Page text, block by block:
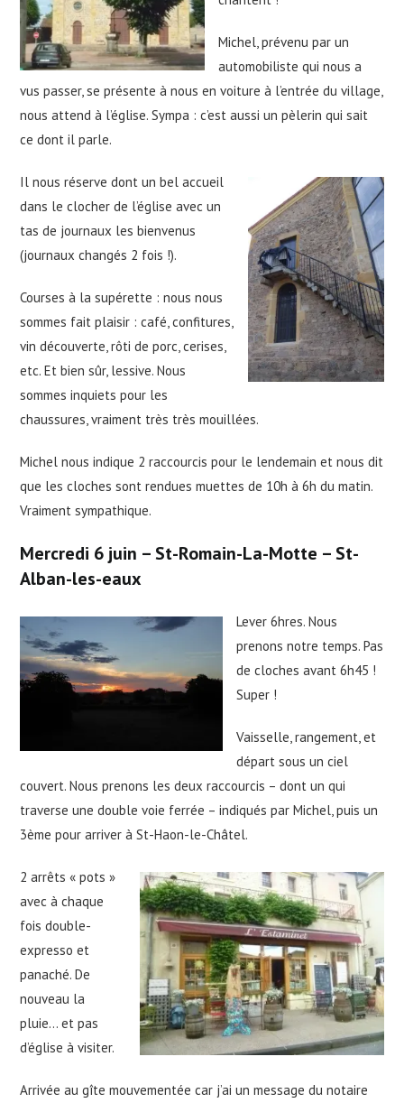
Michel, prévenu par un
automobiliste qui nous a
vus passer, se présente à nous en voiture à l’entrée du village,
nous attend à l’église. Sympa : c’est aussi un pèlerin qui sait
ce dont il parle.
Il nous réserve dont un bel accueil
dans le clocher de l’église avec un
tas de journaux les bienvenus
(journaux changés 2 fois !).
Courses à la supérette : nous nous
sommes fait plaisir : café, confitures,
vin découverte, rôti de porc, cerises,
etc. Et bien sûr, lessive. Nous
sommes inquiets pour les
chaussures, vraiment très très mouillées.
Michel nous indique 2 raccourcis pour le lendemain et nous dit
que les cloches sont rendues muettes de 10h à 6h du matin.
Vraiment sympathique.
Mercredi 6 juin – St-Romain-La-Motte – St-
Alban-les-eaux
Lever 6hres. Nous
prenons notre temps. Pas
de cloches avant 6h45 !
Super !
Vaisselle, rangement, et
départ sous un ciel
couvert. Nous prenons les deux raccourcis – dont un qui
traverse une double voie ferrée – indiqués par Michel, puis un
3ème pour arriver à St-Haon-le-Châtel.
2 arrêts « pots »
avec à chaque
fois double-
expresso et
panaché. De
nouveau la
pluie… et pas
d’église à visiter.
Arrivée au gîte mouvementée car j’ai un message du notaire